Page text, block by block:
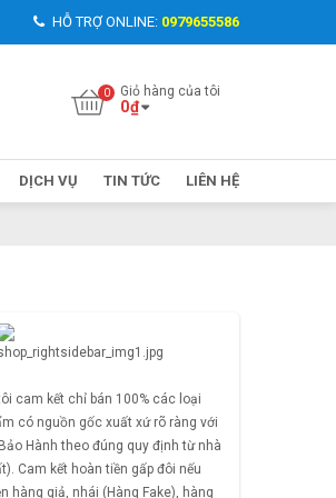
HỖ TRỢ ONLINE: 0979655586
Giỏ hàng của tôi
0₫
DỊCH VỤ TIN TỨC LIÊN HỆ
cam kết chỉ bán 100% các loại
có nguồn gốc xuất xứ rõ ràng với
Hành theo đúng quy định từ nhà
Cam kết hoàn tiền gấp đôi nếu
hàng giả, nhái (Hàng Fake), hàng